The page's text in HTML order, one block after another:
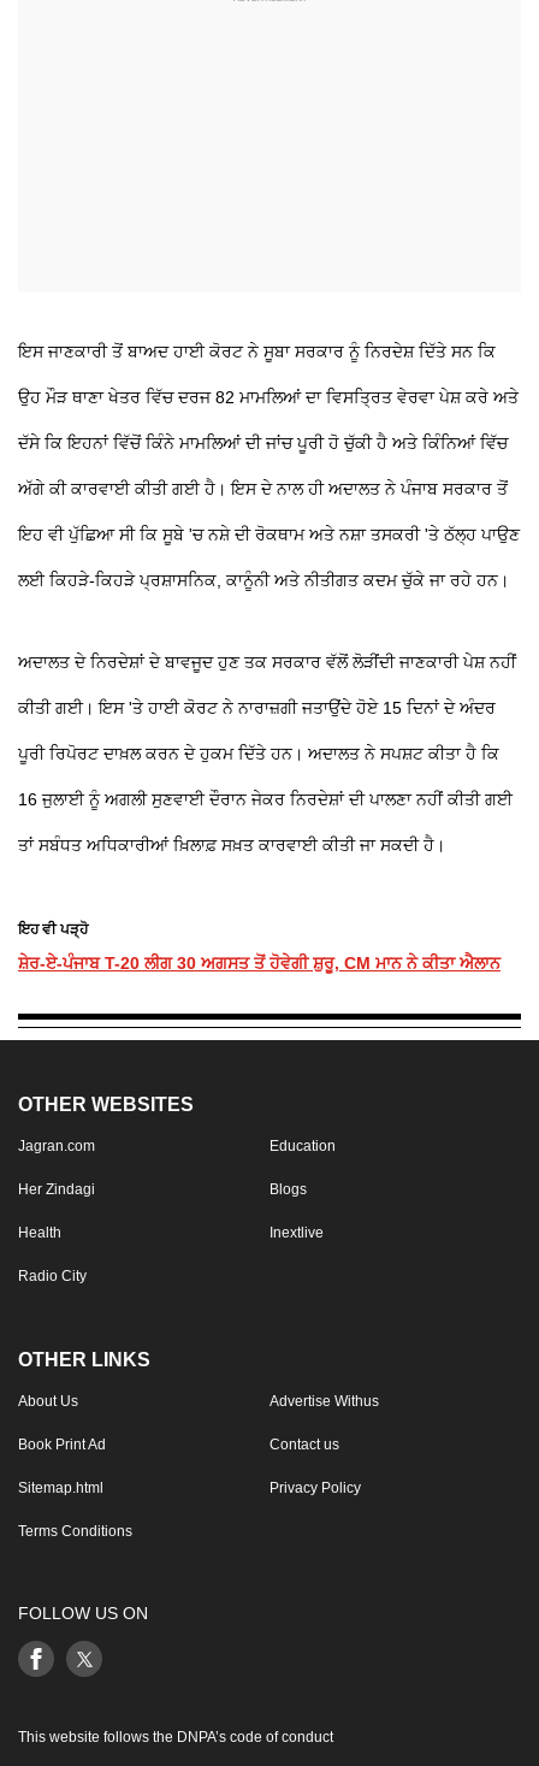
ਇਸ ਜਾਣਕਾਰੀ ਤੋਂ ਬਾਅਦ ਹਾਈ ਕੋਰਟ ਨੇ ਸੂਬਾ ਸਰਕਾਰ ਨੂੰ ਨਿਰਦੇਸ਼ ਦਿੱਤੇ ਸਨ ਕਿ
ਉਹ ਮੌੜ ਥਾਣਾ ਖੇਤਰ ਵਿੱਚ ਦਰਜ 82 ਮਾਮਲਿਆਂ ਦਾ ਵਿਸਤ੍ਰਿਤ ਵੇਰਵਾ ਪੇਸ਼ ਕਰੇ ਅਤੇ
ਦੱਸੇ ਕਿ ਇਹਨਾਂ ਵਿੱਚੋਂ ਕਿੰਨੇ ਮਾਮਲਿਆਂ ਦੀ ਜਾਂਚ ਪੂਰੀ ਹੋ ਚੁੱਕੀ ਹੈ ਅਤੇ ਕਿੰਨਿਆਂ ਵਿੱਚ
ਅੱਗੇ ਕੀ ਕਾਰਵਾਈ ਕੀਤੀ ਗਈ ਹੈ। ਇਸ ਦੇ ਨਾਲ ਹੀ ਅਦਾਲਤ ਨੇ ਪੰਜਾਬ ਸਰਕਾਰ ਤੋਂ
ਇਹ ਵੀ ਪੁੱਛਿਆ ਸੀ ਕਿ ਸੂਬੇ 'ਚ ਨਸ਼ੇ ਦੀ ਰੋਕਥਾਮ ਅਤੇ ਨਸ਼ਾ ਤਸਕਰੀ 'ਤੇ ਠੱਲ੍ਹ ਪਾਉਣ
ਲਈ ਕਿਹੜੇ-ਕਿਹੜੇ ਪ੍ਰਸ਼ਾਸਨਿਕ, ਕਾਨੂੰਨੀ ਅਤੇ ਨੀਤੀਗਤ ਕਦਮ ਚੁੱਕੇ ਜਾ ਰਹੇ ਹਨ।
ਅਦਾਲਤ ਦੇ ਨਿਰਦੇਸ਼ਾਂ ਦੇ ਬਾਵਜੂਦ ਹੁਣ ਤਕ ਸਰਕਾਰ ਵੱਲੋਂ ਲੋੜੀਂਦੀ ਜਾਣਕਾਰੀ ਪੇਸ਼ ਨਹੀਂ
ਕੀਤੀ ਗਈ। ਇਸ 'ਤੇ ਹਾਈ ਕੋਰਟ ਨੇ ਨਾਰਾਜ਼ਗੀ ਜਤਾਉਂਦੇ ਹੋਏ 15 ਦਿਨਾਂ ਦੇ ਅੰਦਰ
ਪੂਰੀ ਰਿਪੋਰਟ ਦਾਖ਼ਲ ਕਰਨ ਦੇ ਹੁਕਮ ਦਿੱਤੇ ਹਨ। ਅਦਾਲਤ ਨੇ ਸਪਸ਼ਟ ਕੀਤਾ ਹੈ ਕਿ
16 ਜੁਲਾਈ ਨੂੰ ਅਗਲੀ ਸੁਣਵਾਈ ਦੌਰਾਨ ਜੇਕਰ ਨਿਰਦੇਸ਼ਾਂ ਦੀ ਪਾਲਣਾ ਨਹੀਂ ਕੀਤੀ ਗਈ
ਤਾਂ ਸਬੰਧਤ ਅਧਿਕਾਰੀਆਂ ਖ਼ਿਲਾਫ਼ ਸਖ਼ਤ ਕਾਰਵਾਈ ਕੀਤੀ ਜਾ ਸਕਦੀ ਹੈ।
ਇਹ ਵੀ ਪੜ੍ਹੋ
ਸ਼ੇਰ-ਏ-ਪੰਜਾਬ T-20 ਲੀਗ 30 ਅਗਸਤ ਤੋਂ ਹੋਵੇਗੀ ਸ਼ੁਰੂ, CM ਮਾਨ ਨੇ ਕੀਤਾ ਐਲਾਨ
OTHER WEBSITES
Jagran.com Education
Her Zindagi Blogs
Health Inextlive
Radio City
OTHER LINKS
About Us Advertise Withus
Book Print Ad Contact us
Sitemap.html Privacy Policy
Terms Conditions
FOLLOW US ON
This website follows the DNPA’s code of conduct